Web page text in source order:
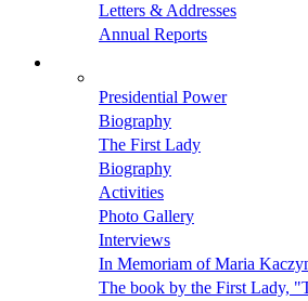
Letters & Addresses
Annual Reports
Presidential Power
Biography
The First Lady
Biography
Activities
Photo Gallery
Interviews
In Memoriam of Maria
The book by the First Lady,